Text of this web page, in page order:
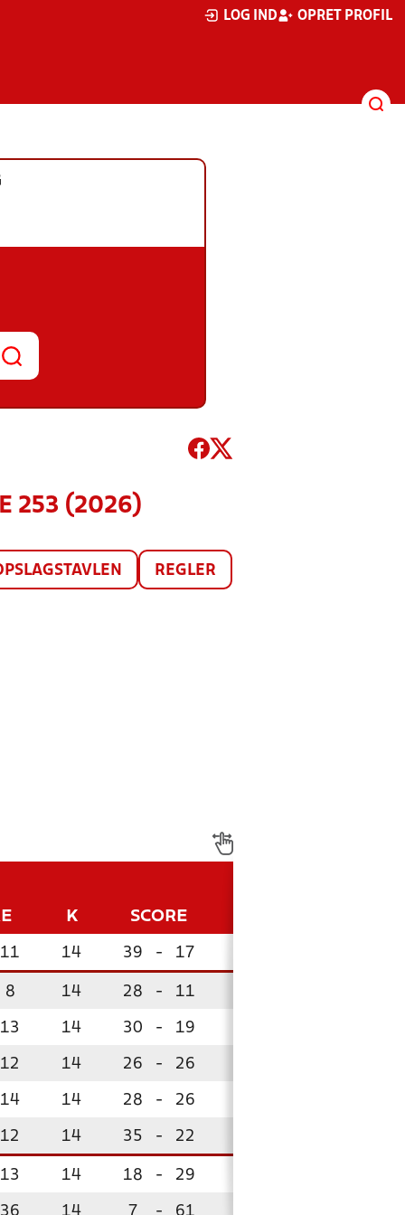
LOG IND OPRET PROFIL
253 (2026)
REGLER
K SCORE
11 14 39 - 17
8 14 28 - 11
13 14 30 - 19
12 14 26 - 26
14 14 28 - 26
12 14 35 - 22
13 14 18 - 29
36 14 7 - 61